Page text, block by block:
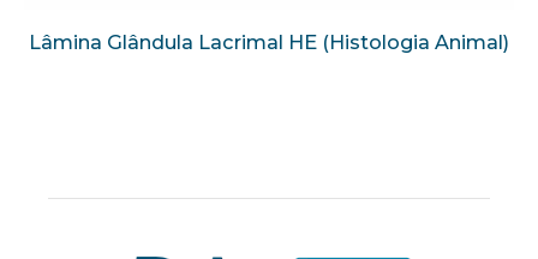
Lâmina Glândula Lacrimal HE (Histologia Animal)